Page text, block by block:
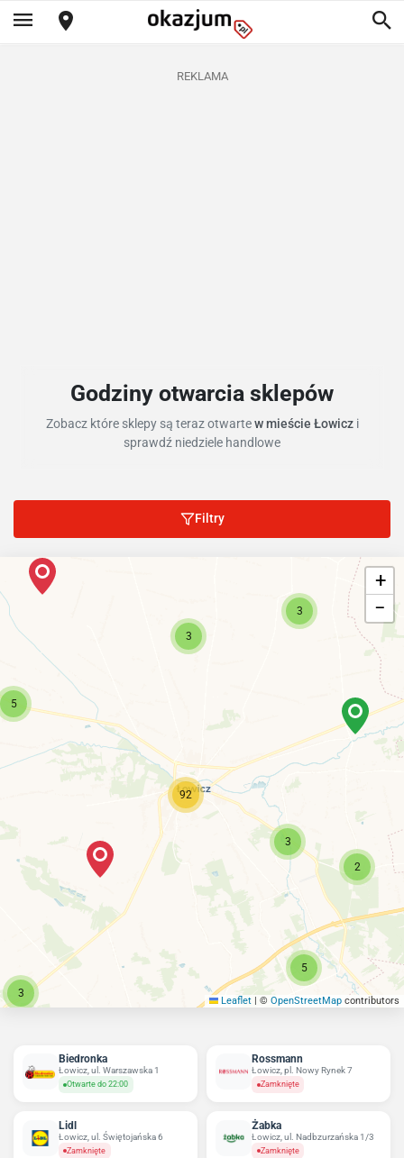
REKLAMA
Godziny otwarcia sklepów
Zobacz które sklepy są teraz otwartew mieście Łowicz i
sprawdź niedziele handlowe
Filtry
92
3
3
2
3
5
5
3
+
−
Leaflet | © OpenStreetMap contributors
Biedronka
Łowicz, ul. Warszawska 1
Otwarte do 22:00
Rossmann
Łowicz, pl. Nowy Rynek 7
Zamknięte
Lidl
Łowicz, ul. Świętojańska 6
Zamknięte
Żabka
Łowicz, ul. Nadbzurzańska 1/3
Zamknięte